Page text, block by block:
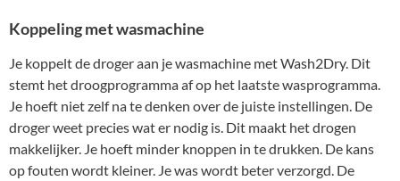
Koppeling met wasmachine
Je koppelt de droger aan je wasmachine met Wash2Dry. Dit
stemt het droogprogramma af op het laatste wasprogramma.
Je hoeft niet zelf na te denken over de juiste instellingen. De
droger weet precies wat er nodig is. Dit maakt het drogen
makkelijker. Je hoeft minder knoppen in te drukken. De kans
op fouten wordt kleiner. Je was wordt beter verzorgd. De